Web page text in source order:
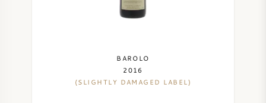
BAROLO
2016
(SLIGHTLY DAMAGED LABEL)